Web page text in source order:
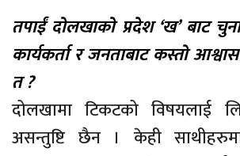
तपाईं दोलखाको प्रदेश ‘ख’ बाट
कार्यकर्ता र जनताबाट कस्तो
त ?
दोलखामा टिकटको विषयलाई
असन्तुष्टि छैन । केही